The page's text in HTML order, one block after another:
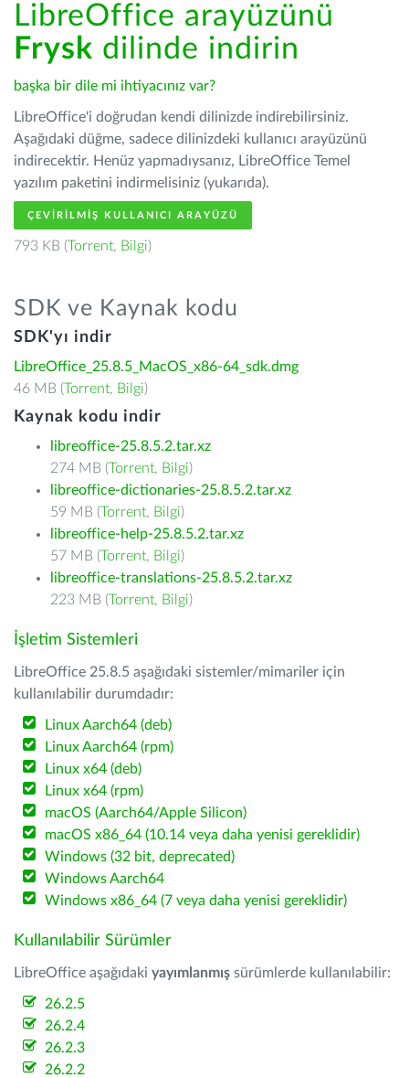
LibreOffice arayüzünü
Frysk dilinde indirin
başka bir dile mi ihtiyacınız var?
LibreOffice'i doğrudan kendi dilinizde indirebilirsiniz.
Aşağıdaki düğme, sadece dilinizdeki kullanıcı arayüzünü
indirecektir. Henüz yapmadıysanız, LibreOffice Temel
yazılım paketini indirmelisiniz (yukarıda).
ÇEVIRILMIŞ KULLANICI ARAYÜZÜ
793 KB (Torrent, Bilgi)
SDK ve Kaynak kodu
SDK'yı indir
LibreOffice_25.8.5_MacOS_x86-64_sdk.dmg
46 MB (Torrent, Bilgi)
Kaynak kodu indir
libreoffice-25.8.5.2.tar.xz
274 MB (Torrent, Bilgi)
libreoffice-dictionaries-25.8.5.2.tar.xz
59 MB (Torrent, Bilgi)
libreoffice-help-25.8.5.2.tar.xz
57 MB (Torrent, Bilgi)
libreoffice-translations-25.8.5.2.tar.xz
223 MB (Torrent, Bilgi)
İşletim Sistemleri
LibreOffice 25.8.5 aşağıdaki sistemler/mimariler için
kullanılabilir durumdadır:
Linux Aarch64 (deb)
Linux Aarch64 (rpm)
Linux x64 (deb)
Linux x64 (rpm)
macOS (Aarch64/Apple Silicon)
macOS x86_64 (10.14 veya daha yenisi gereklidir)
Windows (32 bit, deprecated)
Windows Aarch64
Windows x86_64 (7 veya daha yenisi gereklidir)
Kullanılabilir Sürümler
LibreOffice aşağıdaki yayımlanmış sürümlerde kullanılabilir:
26.2.5
26.2.4
26.2.3
26.2.2